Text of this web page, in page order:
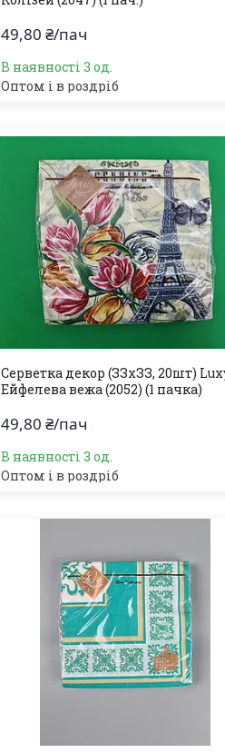
49,80 ₴/пач
В наявності 3 од.
Оптом і в роздріб
Серветка декор (ЗЗхЗЗ, 20шт)
Ейфелева вежа (2052) (1 пачка)
49,80 ₴/пач
В наявності 3 од.
Оптом і в роздріб